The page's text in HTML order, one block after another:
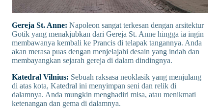
Gereja St. Anne: Napoleon sangat terkesan dengan arsitektur
Gotik yang menakjubkan dari Gereja St. Anne hingga ia ingin
membawanya kembali ke Prancis di telapak tangannya. Anda
akan merasa puas dengan menjelajahi desain yang indah dan
membayangkan sejarah gereja di dalam dindingnya.
Katedral Vilnius: Sebuah raksasa neoklasik yang menjulang
di atas kota, Katedral ini menyimpan seni dan relik di
dalamnya. Anda mungkin menghadiri misa, atau menikmati
ketenangan dan gema di dalamnya.